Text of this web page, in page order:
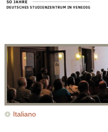
Italiano